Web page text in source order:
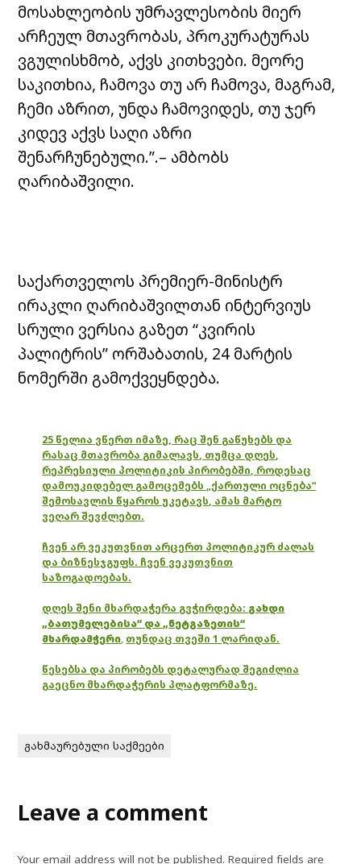
მოსახლეობის უმრავლესობის მიერ
არჩეულ მთავრობას, პროკურატურას
ვგულისხმობ, აქვს კითხვები. მეორე
საკითხია, ჩამოვა თუ არ ჩამოვა, მაგრამ,
ჩემი აზრით, უნდა ჩამოვიდეს, თუ ჯერ
კიდევ აქვს საღი აზრი
შენარჩუნებული.”.– ამბობს
ღარიბაშვილი.
საქართველოს პრემიერ-მინისტრ
ირაკლი ღარიბაშვილთან ინტერვიუს
სრული ვერსია გაზეთ “კვირის
პალიტრის” ორშაბათის, 24 მარტის
ნომერში გამოქვეყნდება.
25 წელია ვწერთ იმაზე, რაც შენ გაწუხებს და
რასაც მთავრობა გიმალავს, თუმცა დღეს,
რეპრესიული პოლიტიკის პირობებში, როდესაც
დამოუკიდებელ გამოცემებს „ქართული ოცნება“
შემოსავლის წყაროს უკეტავს, ამას მარტო
ვეღარ შევძლებთ.
ჩვენ არ ვეკუთვნით არცერთ პოლიტიკურ ძალას
და ბიზნესჯგუფს. ჩვენ ვეკუთვნით
საზოგადოებას.
დღეს შენი მხარდაჭერა გვჭირდება: გახდი
„ბათუმელებისა“ და „ნეტგაზეთის“
მხარდამჭერი, თუნდაც თვეში 1 ლარიდან.
წესებსა და პირობებს დეტალურად შეგიძლია
გაეცნო მხარდაჭერის პლატფორმაზე.
გახმაურებული საქმეები
Leave a comment
Your email address will not be published. Required fields are